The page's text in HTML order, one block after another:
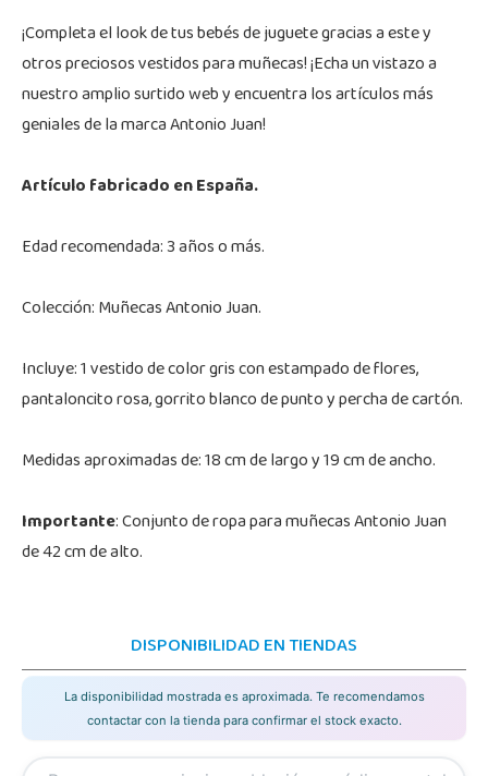
¡Completa el look de tus bebés de juguete gracias a este y
otros preciosos vestidos para muñecas! ¡Echa un vistazo a
nuestro amplio surtido web y encuentra los artículos más
geniales de la marca Antonio Juan!
Artículo fabricado en España.
Edad recomendada: 3 años o más.
Colección: Muñecas Antonio Juan.
Incluye: 1 vestido de color gris con estampado de flores,
pantaloncito rosa, gorrito blanco de punto y percha de cartón.
Medidas aproximadas de: 18 cm de largo y 19 cm de ancho.
Importante: Conjunto de ropa para muñecas Antonio Juan
de 42 cm de alto.
DISPONIBILIDAD EN TIENDAS
La disponibilidad mostrada es aproximada. Te recomendamos
contactar con la tienda para confirmar el stock exacto.